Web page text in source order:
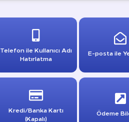
Telefon ile Kullanıcı Adı
Hatırlatma
E-posta ile
Kredi/Banka Kartı
(Kapalı)
Ödeme